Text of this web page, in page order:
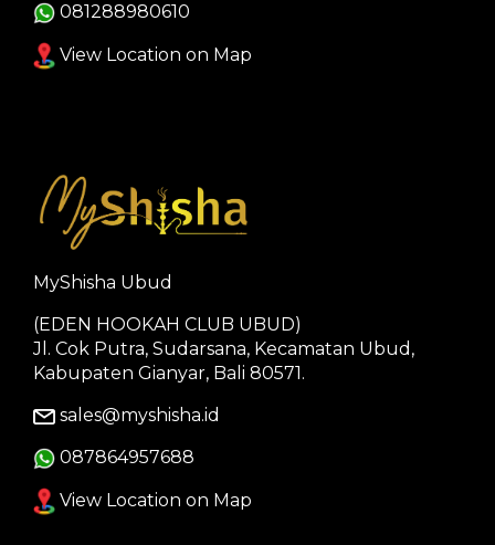
081288980610
View Location on Map
MyShisha Ubud
(EDEN HOOKAH CLUB UBUD)
Jl. Cok Putra, Sudarsana, Kecamatan Ubud,
Kabupaten Gianyar, Bali 80571.
sales@myshisha.id
087864957688
View Location on Map